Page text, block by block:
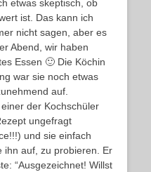
etwas skeptisch, ob
ist. Das kann ich
nicht sagen, aber es
Abend, wir haben
Essen 🙂 Die Köchin
war sie noch etwas
auf.
der Kochschüler
ungefragt
und sie einfach
ihn auf, zu probieren. Er
“Ausgezeichnet! Willst